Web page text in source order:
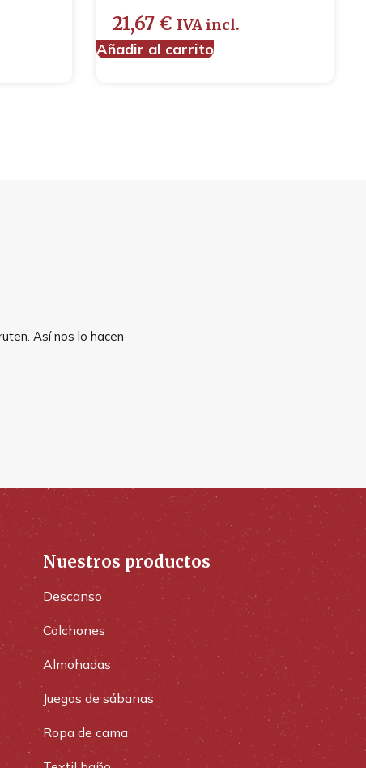
21,67 € IVA incl.
Añadir al carrito
Así nos lo hacen
Nuestros productos
Descanso
Colchones
Almohadas
Juegos de sábanas
Ropa de cama